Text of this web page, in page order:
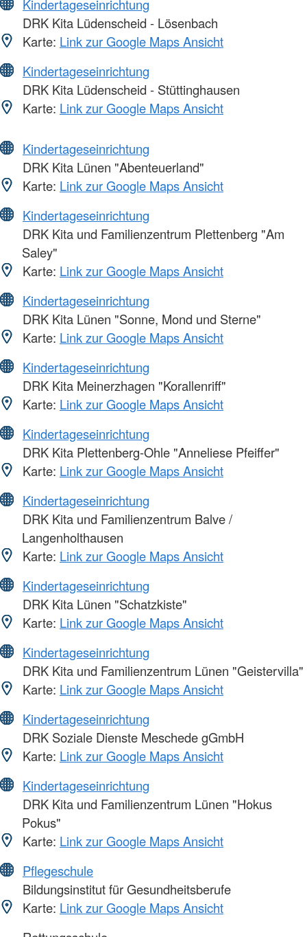
Kindertageseinrichtung
DRK Kita Lüdenscheid - Lösenbach
Karte: Link zur Google Maps Ansicht
Kindertageseinrichtung
DRK Kita Lüdenscheid - Stüttinghausen
Karte: Link zur Google Maps Ansicht
Kindertageseinrichtung
DRK Kita Lünen "Abenteuerland"
Karte: Link zur Google Maps Ansicht
Kindertageseinrichtung
DRK Kita und Familienzentrum Plettenberg "Am
Saley"
Karte: Link zur Google Maps Ansicht
Kindertageseinrichtung
DRK Kita Lünen "Sonne, Mond und Sterne"
Karte: Link zur Google Maps Ansicht
Kindertageseinrichtung
DRK Kita Meinerzhagen "Korallenriff"
Karte: Link zur Google Maps Ansicht
Kindertageseinrichtung
DRK Kita Plettenberg-Ohle "Anneliese Pfeiffer"
Karte: Link zur Google Maps Ansicht
Kindertageseinrichtung
DRK Kita und Familienzentrum Balve /
Langenholthausen
Karte: Link zur Google Maps Ansicht
Kindertageseinrichtung
DRK Kita Lünen "Schatzkiste"
Karte: Link zur Google Maps Ansicht
Kindertageseinrichtung
DRK Kita und Familienzentrum Lünen "Geistervilla"
Karte: Link zur Google Maps Ansicht
Kindertageseinrichtung
DRK Soziale Dienste Meschede gGmbH
Karte: Link zur Google Maps Ansicht
Kindertageseinrichtung
DRK Kita und Familienzentrum Lünen "Hokus
Pokus"
Karte: Link zur Google Maps Ansicht
Pflegeschule
Bildungsinstitut für Gesundheitsberufe
Karte: Link zur Google Maps Ansicht